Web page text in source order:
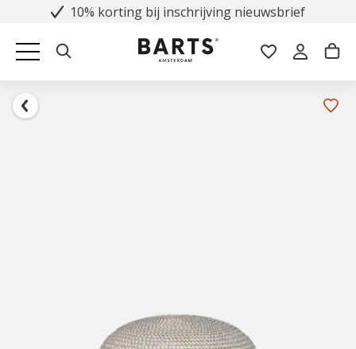
10% korting bij inschrijving nieuwsbrief